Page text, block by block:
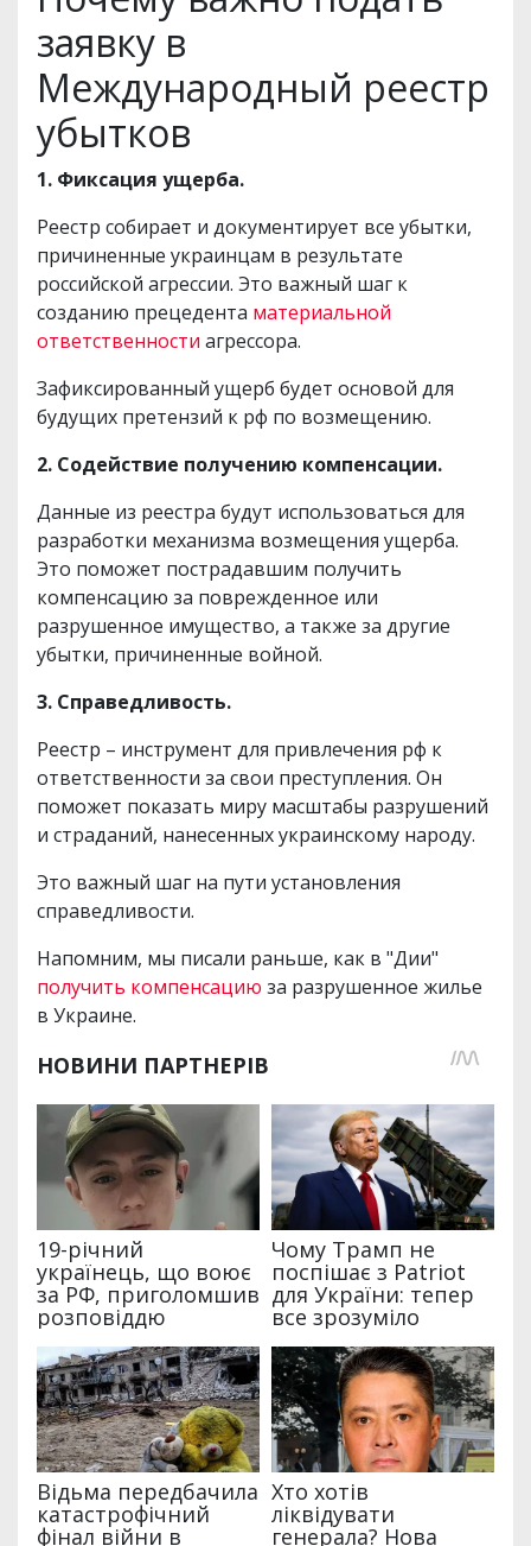
заявку в
Международный реестр
убытков
1. Фиксация ущерба.
Реестр собирает и документирует все убытки,
причиненные украинцам в результате
российской агрессии. Это важный шаг к
созданию прецедента материальной
ответственности агрессора.
Зафиксированный ущерб будет основой для
будущих претензий к рф по возмещению.
2. Содействие получению компенсации.
Данные из реестра будут использоваться для
разработки механизма возмещения ущерба.
Это поможет пострадавшим получить
компенсацию за поврежденное или
разрушенное имущество, а также за другие
убытки, причиненные войной.
3. Справедливость.
Реестр – инструмент для привлечения рф к
ответственности за свои преступления. Он
поможет показать миру масштабы разрушений
и страданий, нанесенных украинскому народу.
Это важный шаг на пути установления
справедливости.
Напомним, мы писали раньше, как в "Дии"
получить компенсацию за разрушенное жилье
в Украине.